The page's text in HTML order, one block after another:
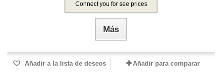
Connect you for see prices
Más
Añadir a la lista de deseos Añadir para comparar